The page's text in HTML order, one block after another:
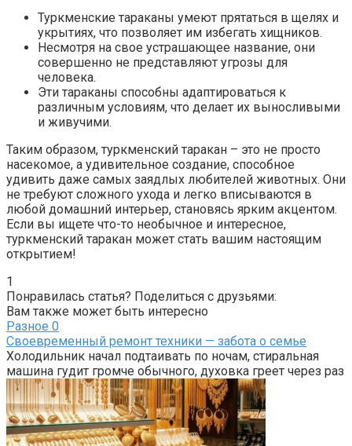
Туркменские тараканы умеют прятаться в щелях и
укрытиях, что позволяет им избегать хищников.
Несмотря на свое устрашающее название, они
совершенно не представляют угрозы для
человека.
Эти тараканы способны адаптироваться к
различным условиям, что делает их выносливыми
и живучими.
Таким образом, туркменский таракан – это не просто
насекомое, а удивительное создание, способное
удивить даже самых заядлых любителей животных. Они
не требуют сложного ухода и легко вписываются в
любой домашний интерьер, становясь ярким акцентом.
Если вы ищете что-то необычное и интересное,
туркменский таракан может стать вашим настоящим
открытием!
1
Понравилась статья? Поделиться с друзьями:
Вам также может быть интересно
Разное 0
Своевременный ремонт техники — забота о семье
Холодильник начал подтаивать по ночам, стиральная
машина гудит громче обычного, духовка греет через раз